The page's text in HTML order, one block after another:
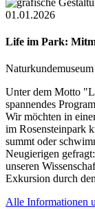
01.01.2026
Life im Park:
Unter dem Motto
spannendes
Wir möchten in
im Rosensteinpark
summt oder
Neugierigen
unseren
Exkursion durch
Alle Informationen